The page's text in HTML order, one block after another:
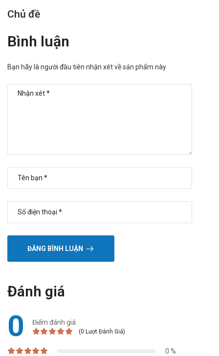
Chủ đề
Bình luận
Bạn hãy là người đầu tiên nhận xét về sản phẩm này
ĐĂNG BÌNH LUẬN
Đánh giá
0 Điểm đánh giá
(0 Lượt Đánh Giá)
0 %